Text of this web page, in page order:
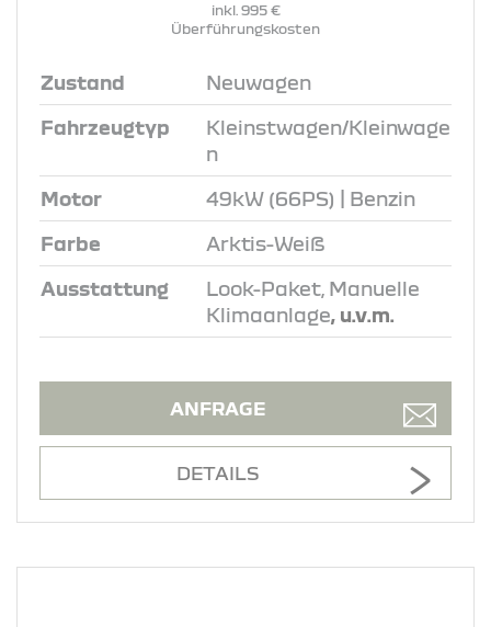
inkl. 995 €
Überführungskosten
Zustand Neuwagen
Fahrzeugtyp
Kleinstwagen/Kleinwage
n
Motor 49kW (66PS) | Benzin
Farbe Arktis-Weiß
Ausstattung
Look-Paket, Manuelle
Klimaanlage, u.v.m.
ANFRAGE
DETAILS